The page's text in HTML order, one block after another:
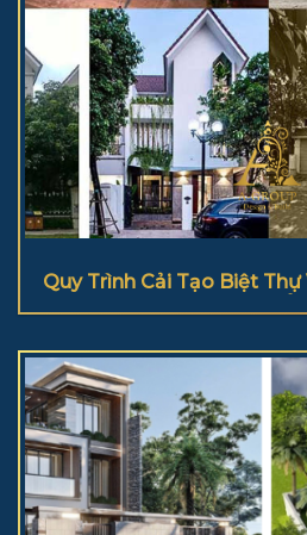
Quy Trình Cải Tạo Biệt